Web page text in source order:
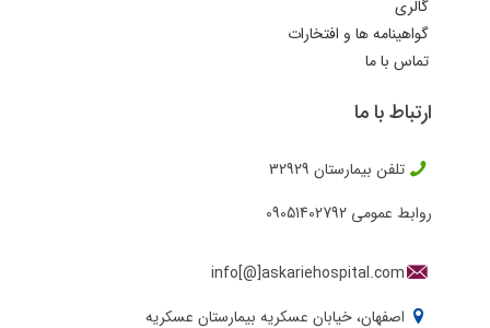
گالری
گواهینامه ها و افتخارات
تماس با ما
ارتباط با ما
تلفن بیمارستان 32929
روابط عمومی 09051402792
info[@]askariehospital.com
اصفهان، خیابان عسکریه بیمارستان عسکریه